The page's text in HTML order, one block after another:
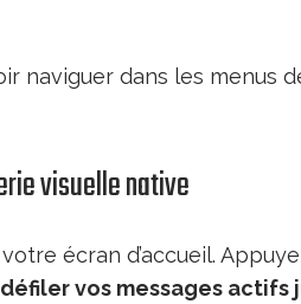
naviguer dans les menus
visuelle native
écran d’accueil.
vos messages actifs